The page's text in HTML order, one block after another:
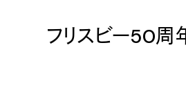
フリスビー50周